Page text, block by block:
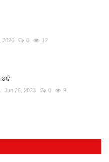
2026 0 12
Jun 26, 2023 0 9